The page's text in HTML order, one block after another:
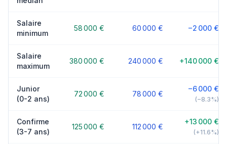
Salaire
minimum
58 000 € 60 000 € −2 000 €
Salaire
maximum
380 000 € 240 000 € +140 000 €
Junior
(0-2 ans)
72 000 € 78 000 €
−6 000 €
(−8.3%)
Confirme
(3-7 ans)
125 000 € 112 000 €
+13 000 €
(+11.6%)